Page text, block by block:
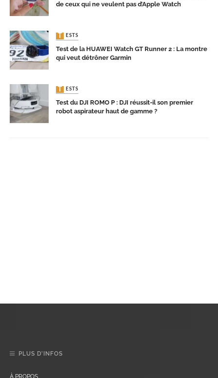
de ceux qui ne veulent pas d’Apple Watch
TESTS
Test de la HUAWEI Watch GT Runner 2 : La montre
qui veut détrôner Garmin
TESTS
Test du DJI ROMO P : DJI réussit-il son premier
robot aspirateur haut de gamme ?
PLUS D’INFOS
À PROPOS